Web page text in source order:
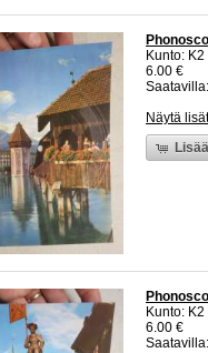
Kunto:
6.00 €
Näytä
Kunto:
6.00 €